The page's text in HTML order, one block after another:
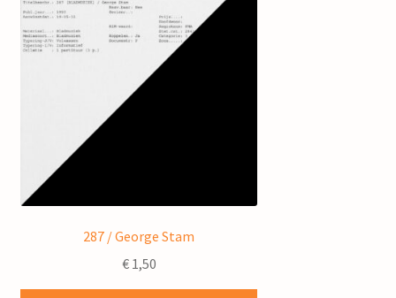
287 / George Stam
€1,50